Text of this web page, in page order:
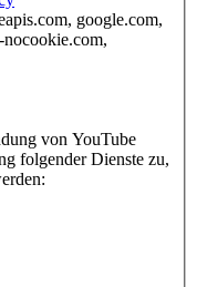
google.com,
von YouTube
folgender Dienste zu,